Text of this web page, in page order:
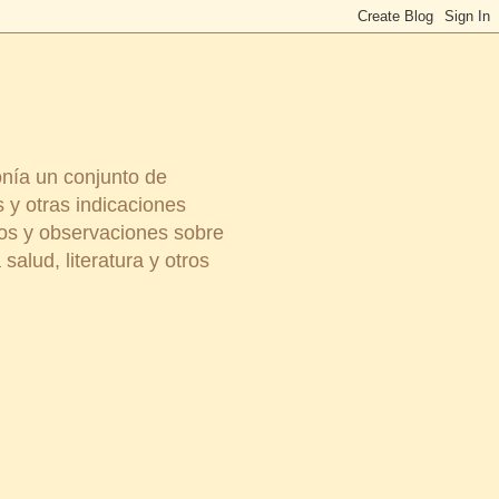
un conjunto de
y otras indicaciones
y observaciones sobre
literatura y otros